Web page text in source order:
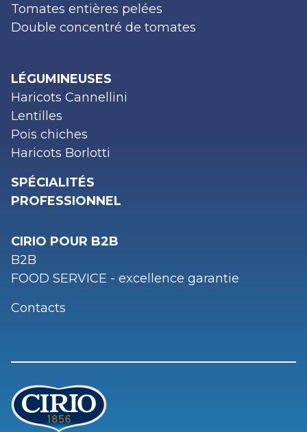
Tomates entières pelées
Double concentré de tomates
LÉGUMINEUSES
Haricots Cannellini
Lentilles
Pois chiches
Haricots Borlotti
SPÉCIALITÉS
PROFESSIONNEL
CIRIO POUR B2B
B2B
FOOD SERVICE - excellence garantie
Contacts